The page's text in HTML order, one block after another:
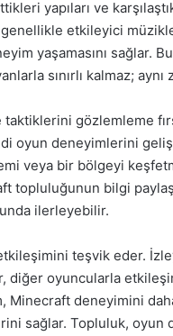
yapıları ve
etkileyici
yaşamasını sağlar.
sınırlı kalmaz;
gözlemleme
oyun deneyimlerini
veya bir bölgeyi
bilgi
ilerleyebilir.
teşvik eder.
diğer oyuncularla
Minecraft deneyimini
sağlar. Topluluk, oyun